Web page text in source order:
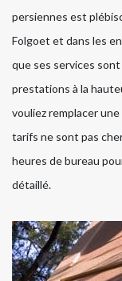
persiennes est
Folgoet et dans les
que ses services sont
prestations à la
vouliez remplacer
tarifs ne sont pas
heures de bureau
détaillé.